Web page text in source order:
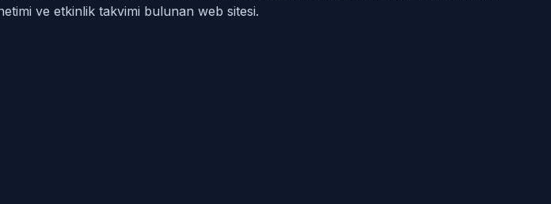
ve etkinlik takvimi bulunan web sitesi.